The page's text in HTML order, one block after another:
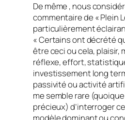
De même , nous
commentaire de « Plein
particulièrement
« Certains ont décrété
être ceci ou cela, plaisir,
réflexe, effort,
investissement long
passivité ou activité
me semble rare
précieux) d’interroger